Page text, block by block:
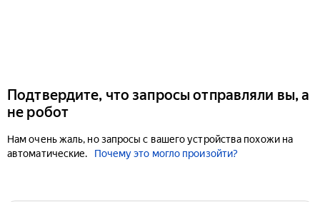
Подтвердите, что запросы отправляли вы, а
не робот
Нам очень жаль, но запросы с вашего устройства похожи на
автоматические.
Почему это могло произойти?